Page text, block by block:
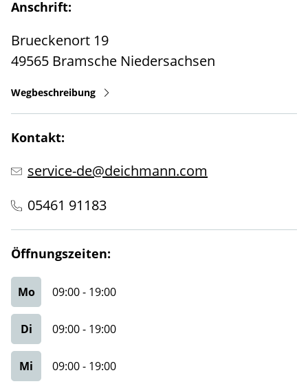
Anschrift:
Brueckenort 19
49565 Bramsche Niedersachsen
Wegbeschreibung
Kontakt:
service-de@deichmann.com
05461 91183
Öffnungszeiten:
Mo 09:00- 19:00
Di 09:00- 19:00
Mi 09:00- 19:00